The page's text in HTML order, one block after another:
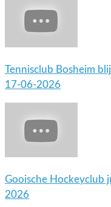
Tennisclub Bosheim
17-06-2026
Gooische Hockeyclub
2026